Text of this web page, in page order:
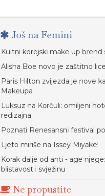
Još na Femini
Kultni korejski make up brend
Alisha Boe novo je zaštitno
Paris Hilton zvijezda je nove
Makeupa
Luksuz na Korčuli: omiljeni
redizajna
Poznati Renesansni festival
Ljeto miriše na Issey Miyake!
Korak dalje od anti - age
blistavost i svježinu
Ne propustite